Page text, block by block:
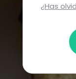
¿Has